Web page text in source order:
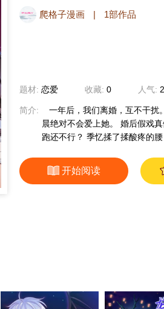
爬格子漫画 | 1部作品
题材: 恋爱 收藏: 0 人气:
简介:
一年后，我们离婚，互不干扰
晨绝对不会爱上她。 婚后假戏
跑还不行？ 季忆揉了揉酸疼的腰
开始阅读